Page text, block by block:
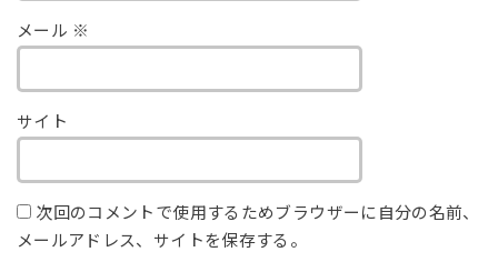
メール ※
サイト
次回のコメントで使用するためブラウザーに自分の名前、
メールアドレス、サイトを保存する。